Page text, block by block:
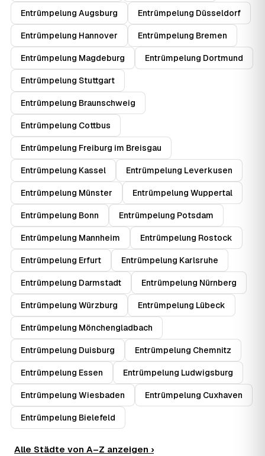
Entrümpelung Augsburg Entrümpelung Düsseldorf
Entrümpelung Hannover Entrümpelung Bremen
Entrümpelung Magdeburg Entrümpelung Dortmund
Entrümpelung Stuttgart
Entrümpelung Braunschweig
Entrümpelung Cottbus
Entrümpelung Freiburg im Breisgau
Entrümpelung Kassel Entrümpelung Leverkusen
Entrümpelung Münster Entrümpelung Wuppertal
Entrümpelung Bonn Entrümpelung Potsdam
Entrümpelung Mannheim Entrümpelung Rostock
Entrümpelung Erfurt Entrümpelung Karlsruhe
Entrümpelung Darmstadt Entrümpelung Nürnberg
Entrümpelung Würzburg Entrümpelung Lübeck
Entrümpelung Mönchengladbach
Entrümpelung Duisburg Entrümpelung Chemnitz
Entrümpelung Essen Entrümpelung Ludwigsburg
Entrümpelung Wiesbaden Entrümpelung Cuxhaven
Entrümpelung Bielefeld
Alle Städte von A–Z anzeigen ›